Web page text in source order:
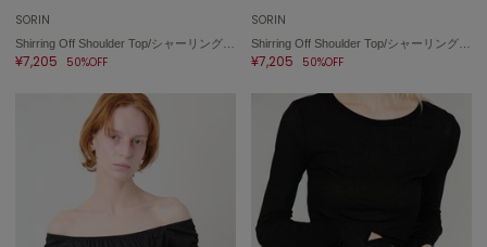
SORIN
¥7,205 50%OFF
SORIN
Shirring Off Shoulder Top/シャーリング オフショルダートップ
¥7,205 50%OFF